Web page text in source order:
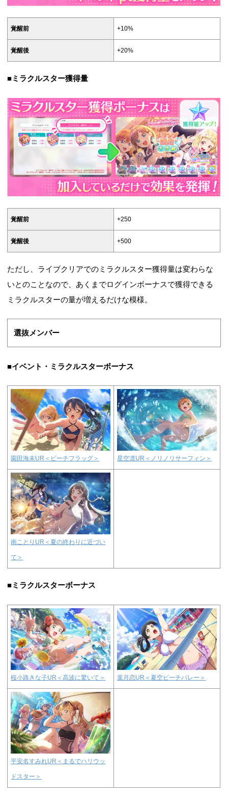
覚醒前 +10%
覚醒後 +20%
■ミラクルスター獲得量
覚醒前 +250
覚醒後 +500
ただし、ライブクリアでのミラクルスター獲得量は変わらな
いとのことなので、あくまでログインボーナスで獲得できる
ミラクルスターの量が増えるだけな模様。
選抜メンバー
■イベント・ミラクルスターボーナス
園田海未UR＜ビーチフラッグ＞ 星空凛UR＜ノリノリサーフィン＞
南ことりUR＜夏の終わりに近づい
て＞
■ミラクルスターボーナス
桜小路きな子UR＜高波に驚いて＞ 葉月恋UR＜夏空ビーチバレー＞
平安名すみれUR＜まるでハリウッ
ドスター＞